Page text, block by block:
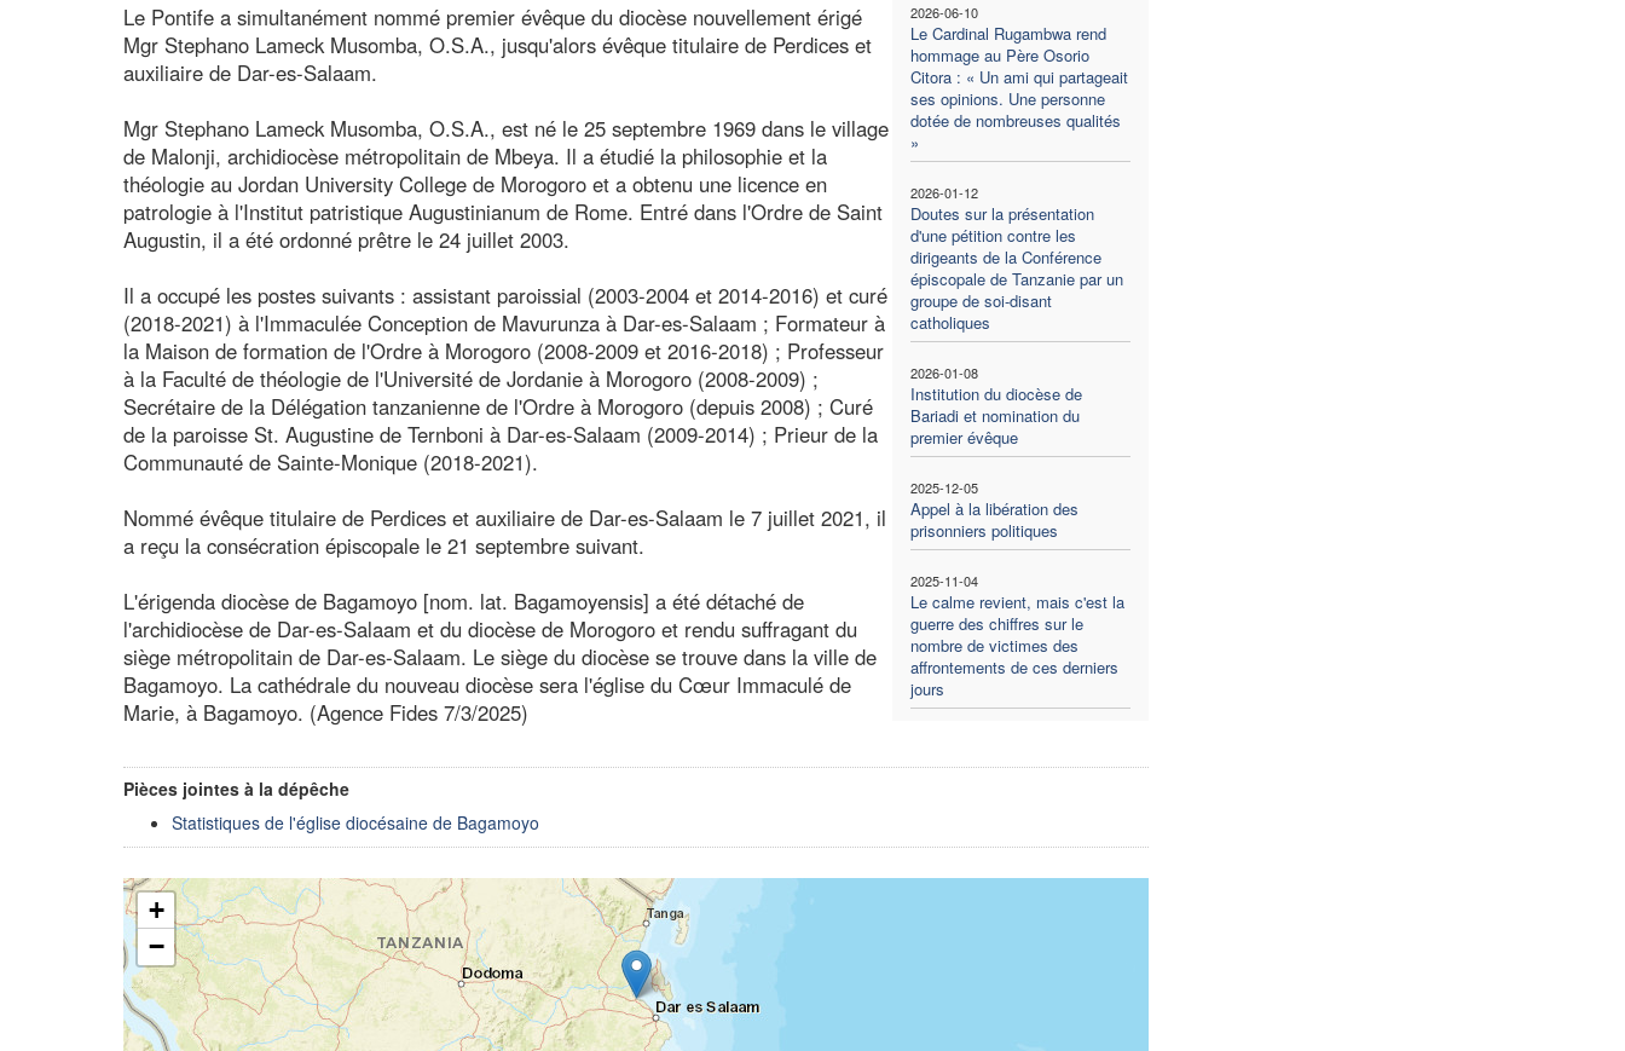
2026-06-10
Le Cardinal Rugambwa rend
hommage au Père Osorio
Citora : « Un ami qui partageait
ses opinions. Une personne
dotée de nombreuses qualités
»
2026-01-12
Doutes sur la présentation
d'une pétition contre les
dirigeants de la Conférence
épiscopale de Tanzanie par un
groupe de soi-disant
catholiques
2026-01-08
Institution du diocèse de
Bariadi et nomination du
premier évêque
2025-12-05
Appel à la libération des
prisonniers politiques
2025-11-04
Le calme revient, mais c'est la
guerre des chiffres sur le
nombre de victimes des
affrontements de ces derniers
jours
Le Pontife a simultanément nommé premier évêque du diocèse nouvellement érigé
Mgr Stephano Lameck Musomba, O.S.A., jusqu'alors évêque titulaire de Perdices et
auxiliaire de Dar-es-Salaam.
Mgr Stephano Lameck Musomba, O.S.A., est né le 25 septembre 1969 dans le village
de Malonji, archidiocèse métropolitain de Mbeya. Il a étudié la philosophie et la
théologie au Jordan University College de Morogoro et a obtenu une licence en
patrologie à l'Institut patristique Augustinianum de Rome. Entré dans l'Ordre de Saint
Augustin, il a été ordonné prêtre le 24 juillet 2003.
Il a occupé les postes suivants : assistant paroissial (2003-2004 et 2014-2016) et curé
(2018-2021) à l'Immaculée Conception de Mavurunza à Dar-es-Salaam ; Formateur à
la Maison de formation de l'Ordre à Morogoro (2008-2009 et 2016-2018) ; Professeur
à la Faculté de théologie de l'Université de Jordanie à Morogoro (2008-2009) ;
Secrétaire de la Délégation tanzanienne de l'Ordre à Morogoro (depuis 2008) ; Curé
de la paroisse St. Augustine de Ternboni à Dar-es-Salaam (2009-2014) ; Prieur de la
Communauté de Sainte-Monique (2018-2021).
Nommé évêque titulaire de Perdices et auxiliaire de Dar-es-Salaam le 7 juillet 2021, il
a reçu la consécration épiscopale le 21 septembre suivant.
L'érigenda diocèse de Bagamoyo [nom. lat. Bagamoyensis] a été détaché de
l'archidiocèse de Dar-es-Salaam et du diocèse de Morogoro et rendu suffragant du
siège métropolitain de Dar-es-Salaam. Le siège du diocèse se trouve dans la ville de
Bagamoyo. La cathédrale du nouveau diocèse sera l'église du Cœur Immaculé de
Marie, à Bagamoyo. (Agence Fides 7/3/2025)
Pièces jointes à la dépêche
Statistiques de l'église diocésaine de Bagamoyo
+
−